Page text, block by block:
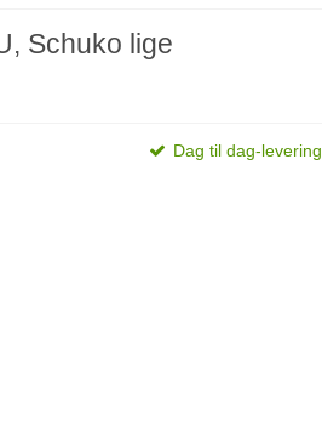
Schuko lige
Dag til dag-levering